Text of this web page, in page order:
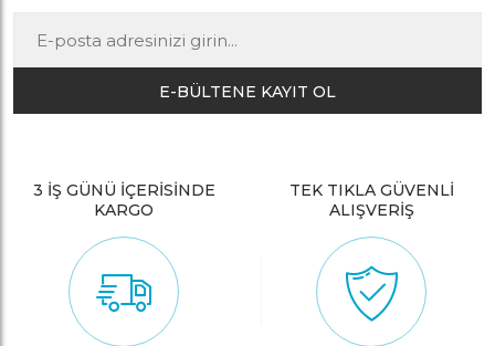
E-BÜLTENE KAYIT OL
3 İŞ GÜNÜ İÇERİSİNDE
KARGO
TEK TIKLA GÜVENLİ
ALIŞVERİŞ